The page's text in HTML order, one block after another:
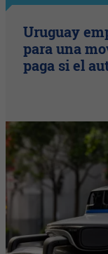
Uruguay
para una
paga si el